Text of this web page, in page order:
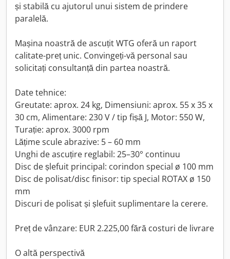
și stabilă cu ajutorul unui sistem de prindere
paralelă.
Mașina noastră de ascuțit WTG oferă un raport
calitate-preț unic. Convingeți-vă personal sau
solicitați consultanță din partea noastră.
Date tehnice:
Greutate: aprox. 24 kg, Dimensiuni: aprox. 55 x 35 x
30 cm, Alimentare: 230 V / tip fișă J, Motor: 550 W,
Turație: aprox. 3000 rpm
Lățime scule abrazive: 5 – 60 mm
Unghi de ascuțire reglabil: 25–30° continuu
Disc de șlefuit principal: corindon special ø 100 mm
Disc de polisat/disc finisor: tip special ROTAX ø 150
mm
Discuri de polisat și șlefuit suplimentare la cerere.
Preț de vânzare: EUR 2.225,00 fără costuri de livrare
O altă perspectivă